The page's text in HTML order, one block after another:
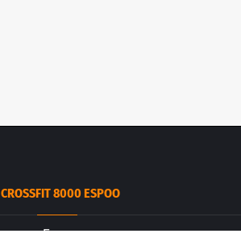
CROSSFIT 8000 ESPOO
Espoo